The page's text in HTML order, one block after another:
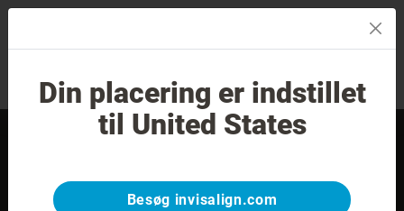
Smilvurdering Find en behandler
Din placering er indstillet
til United States
Besøg invisalign.com